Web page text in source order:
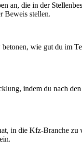
an, die in der
Beweis stellen.
wie gut du im
indem du nach
in die Kfz-Branche